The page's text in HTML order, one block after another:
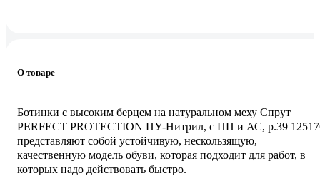
О товаре
Ботинки с высоким берцем на натуральном меху Спрут
PERFECT PROTECTION ПУ-Нитрил, с ПП и АС, р.39
представляют собой устойчивую, нескользящую,
качественную модель обуви, которая подходит для работ, в
которых надо действовать быстро.